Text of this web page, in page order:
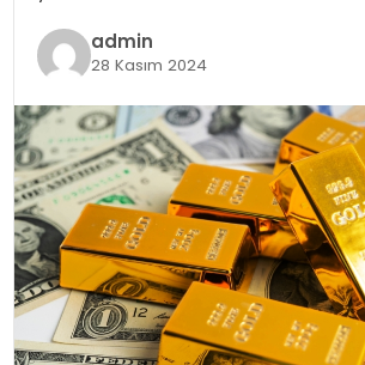
admin
28 Kasım 2024